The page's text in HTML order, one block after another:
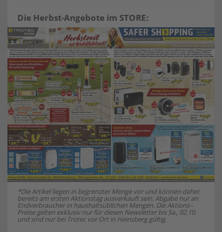
Die Herbst-Angebote im STORE:
*Die Artikel liegen in begrenzter Menge vor und können daher
bereits am ersten Aktionstag ausverkauft sein. Abgabe nur an
Endverbraucher in haushaltsüblichen Mengen. Die Aktions-­
Preise gelten exklusiv nur für diesen Newsletter bis Sa., 02.10.
und sind nur bei Trotec vor Ort in Heinsberg gültig.